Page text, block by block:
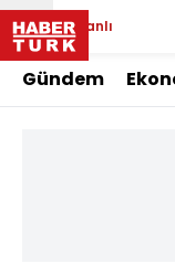
Canlı
Gündem